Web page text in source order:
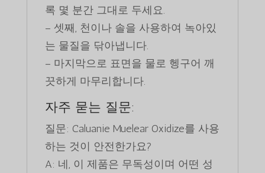
록 몇 분간 그대로 두세요.
– 셋째, 천이나 솔을 사용하여 녹아있
는 물질을 닦아냅니다.
– 마지막으로 표면을 물로 헹구어 깨
끗하게 마무리합니다.
자주 묻는 질문:
질문: Caluanie Muelear Oxidize를 사용
하는 것이 안전한가요?
A: 네, 이 제품은 무독성이며 어떤 성